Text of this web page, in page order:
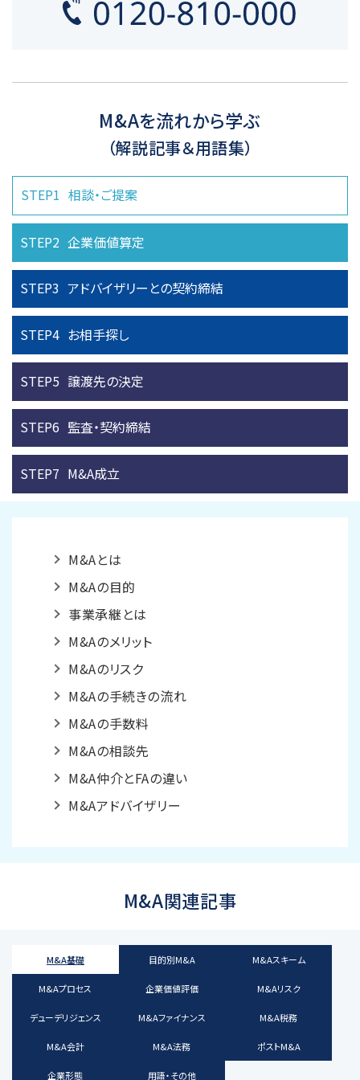
M&Aを流れから学ぶ
（解説記事＆用語集）
STEP1 相談・ご提案
STEP2 企業価値算定
STEP3 アドバイザリーとの契約締結
STEP4 お相手探し
STEP5 譲渡先の決定
STEP6 監査・契約締結
STEP7 M&A成立
M&Aとは
M&Aの目的
事業承継とは
M&Aのメリット
M&Aのリスク
M&Aの手続きの流れ
M&Aの手数料
M&Aの相談先
M&A仲介とFAの違い
M&Aアドバイザリー
M&A関連記事
M&A基礎 目的別M&A M&Aスキーム
M&Aプロセス 企業価値評価 M&Aリスク
デューデリジェンス M&Aファイナンス M&A税務
M&A会計 M&A法務 ポストM&A
企業形態 用語・その他